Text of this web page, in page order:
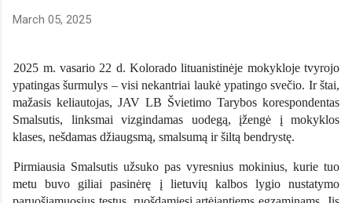
March 05, 2025
2025 m. vasario 22 d. Kolorado lituanistinėje mokykloje tvyrojo
ypatingas šurmulys – visi nekantriai laukė ypatingo svečio. Ir štai,
mažasis keliautojas, JAV LB Švietimo Tarybos korespondentas
Smalsutis, linksmai vizgindamas uodegą, įžengė į mokyklos
klases, nešdamas džiaugsmą, smalsumą ir šiltą bendrystę.
Pirmiausia Smalsutis užsuko pas vyresnius mokinius, kurie tuo
metu buvo giliai pasinėrę į lietuvių kalbos lygio nustatymo